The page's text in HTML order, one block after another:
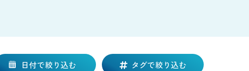
日付で絞り込む タグで絞り込む